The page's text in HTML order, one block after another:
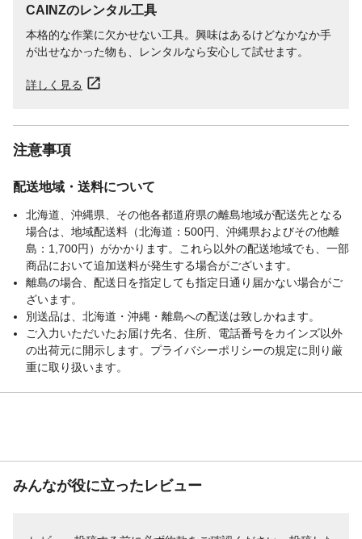
CAINZのレンタル工具
本格的な作業に欠かせない工具。興味はあるけどなかなか手
が出せなかった物も、レンタルなら安心して試せます。
詳しく見る
注意事項
配送地域・送料について
北海道、沖縄県、その他各都道府県の離島地域が配送先となる
場合は、地域配送料（北海道：500円、沖縄県およびその他離
島：1,700円）がかかります。これら以外の配送地域でも、一部
商品において追加送料が発生する場合がございます。
離島の場合、配送日を指定しても指定日通り届かない場合がご
ざいます。
別送品は、北海道・沖縄・離島への配送は致しかねます。
ご入力いただいたお届け先名、住所、電話番号をカインズ以外
の出荷元に開示します。プライバシーポリシーの規定に則り厳
重に取り扱います。
みんなが役に立ったレビュー